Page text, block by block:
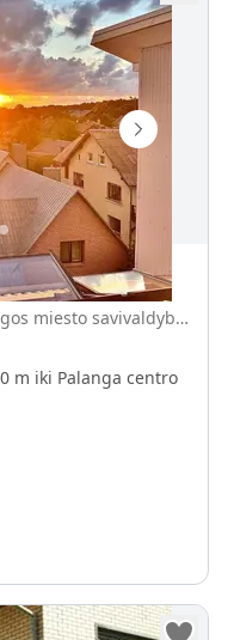
S. Nėries g. 14, Palanga, Palangos miesto savivaldybė, Lietuva
m iki Palanga centro